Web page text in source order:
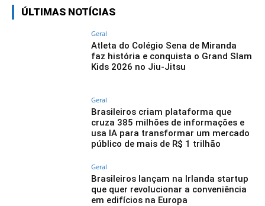
ÚLTIMAS NOTÍCIAS
Geral
Atleta do Colégio Sena de Miranda
faz história e conquista o Grand Slam
Kids 2026 no Jiu-Jitsu
Geral
Brasileiros criam plataforma que
cruza 385 milhões de informações e
usa IA para transformar um mercado
público de mais de R$ 1 trilhão
Geral
Brasileiros lançam na Irlanda startup
que quer revolucionar a conveniência
em edifícios na Europa